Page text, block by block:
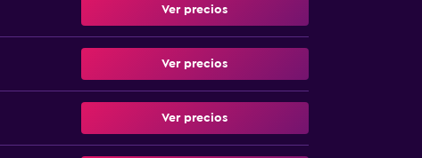
Ver precios
Ver precios
Ver precios